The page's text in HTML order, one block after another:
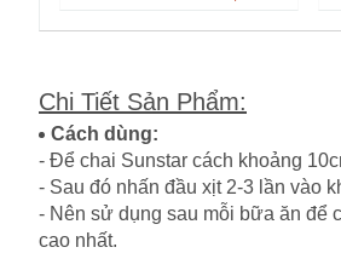
Chi Tiết Sản Phẩm:
Cách dùng:
- Để chai Sunstar cách khoảng
- Sau đó nhấn đầu xịt 2-3 lần vào
- Nên sử dụng sau mỗi bữa ăn để
cao nhất.